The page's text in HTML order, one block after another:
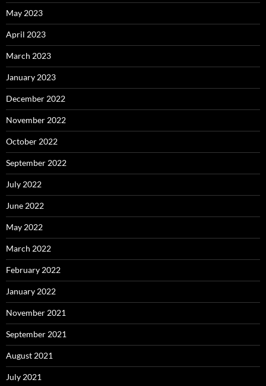
May 2023
April 2023
March 2023
January 2023
December 2022
November 2022
October 2022
September 2022
July 2022
June 2022
May 2022
March 2022
February 2022
January 2022
November 2021
September 2021
August 2021
July 2021